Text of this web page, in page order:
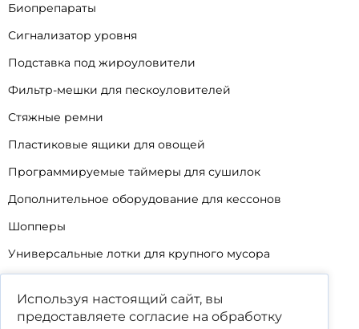
Биопрепараты
Сигнализатор уровня
Подставка под жироуловители
Фильтр-мешки для пескоуловителей
Стяжные ремни
Пластиковые ящики для овощей
Программируемые таймеры для сушилок
Дополнительное оборудование для кессонов
Шопперы
Универсальные лотки для крупного мусора
Уцененные товары
Используя настоящий сайт, вы
предоставляете согласие на обработку